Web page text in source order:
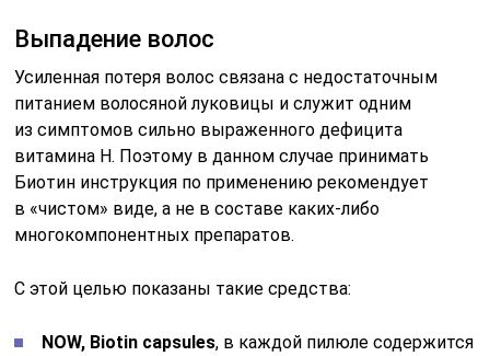
Выпадение волос
Усиленная потеря волос связана с недостаточным
питанием волосяной луковицы и служит одним
из симптомов сильно выраженного дефицита
витамина Н. Поэтому в данном случае принимать
Биотин инструкция по применению рекомендует
в «чистом» виде, а не в составе каких-либо
многокомпонентных препаратов.
С этой целью показаны такие средства:
NOW, Biotin capsules, в каждой пилюле содержится